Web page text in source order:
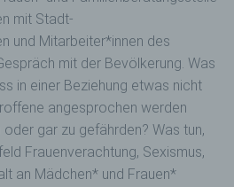
mit Stadt-
und Mitarbeiter*innen des
mit der Bevölkerung. Was
in einer Beziehung etwas nicht
angesprochen werden
gar zu gefährden? Was tun,
Frauenverachtung, Sexismus,
an Mädchen* und Frauen*